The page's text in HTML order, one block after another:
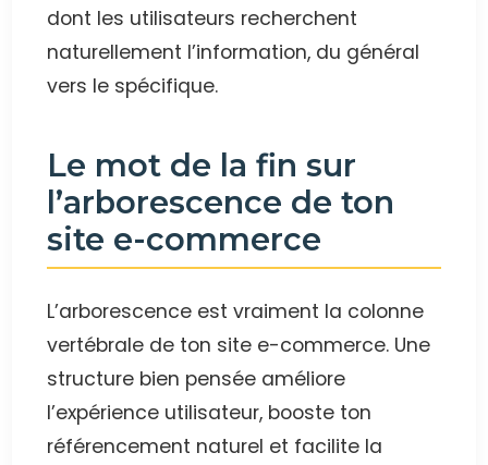
dont les utilisateurs recherchent
naturellement l’information, du général
vers le spécifique.
Le mot de la fin sur
l’arborescence de ton
site e-commerce
L’arborescence est vraiment la colonne
vertébrale de ton site e-commerce. Une
structure bien pensée améliore
l’expérience utilisateur, booste ton
référencement naturel et facilite la